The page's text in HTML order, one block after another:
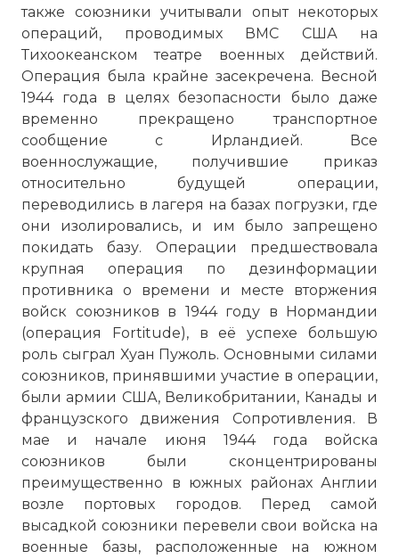
также союзники учитывали опыт некоторых
операций, проводимых ВМС США на
Тихоокеанском театре военных действий.
Операция была крайне засекречена. Весной
1944 года в целях безопасности было даже
временно прекращено транспортное
сообщение с Ирландией. Все
военнослужащие, получившие приказ
относительно будущей операции,
переводились в лагеря на базах погрузки, где
они изолировались, и им было запрещено
покидать базу. Операции предшествовала
крупная операция по дезинформации
противника о времени и месте вторжения
войск союзников в 1944 году в Нормандии
(операция Fortitude), в её успехе большую
роль сыграл Хуан Пужоль. Основными силами
союзников, принявшими участие в операции,
были армии США, Великобритании, Канады и
французского движения Сопротивления. В
мае и начале июня 1944 года войска
союзников были сконцентрированы
преимущественно в южных районах Англии
возле портовых городов. Перед самой
высадкой союзники перевели свои войска на
военные базы, расположенные на южном